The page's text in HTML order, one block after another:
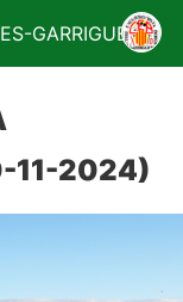
GARRIGUES
11-2024)